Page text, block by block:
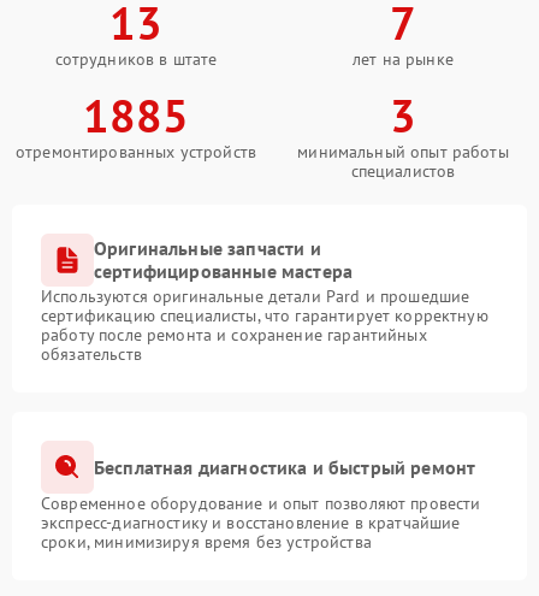
13
сотрудников в штате
7
лет на рынке
1885
отремонтированных устройств
3
минимальный опыт работы
специалистов
Оригинальные запчасти и
сертифицированные мастера
Используются оригинальные детали Pard и прошедшие
сертификацию специалисты, что гарантирует корректную
работу после ремонта и сохранение гарантийных
обязательств
Бесплатная диагностика и быстрый ремонт
Современное оборудование и опыт позволяют провести
экспресс-диагностику и восстановление в кратчайшие
сроки, минимизируя время без устройства